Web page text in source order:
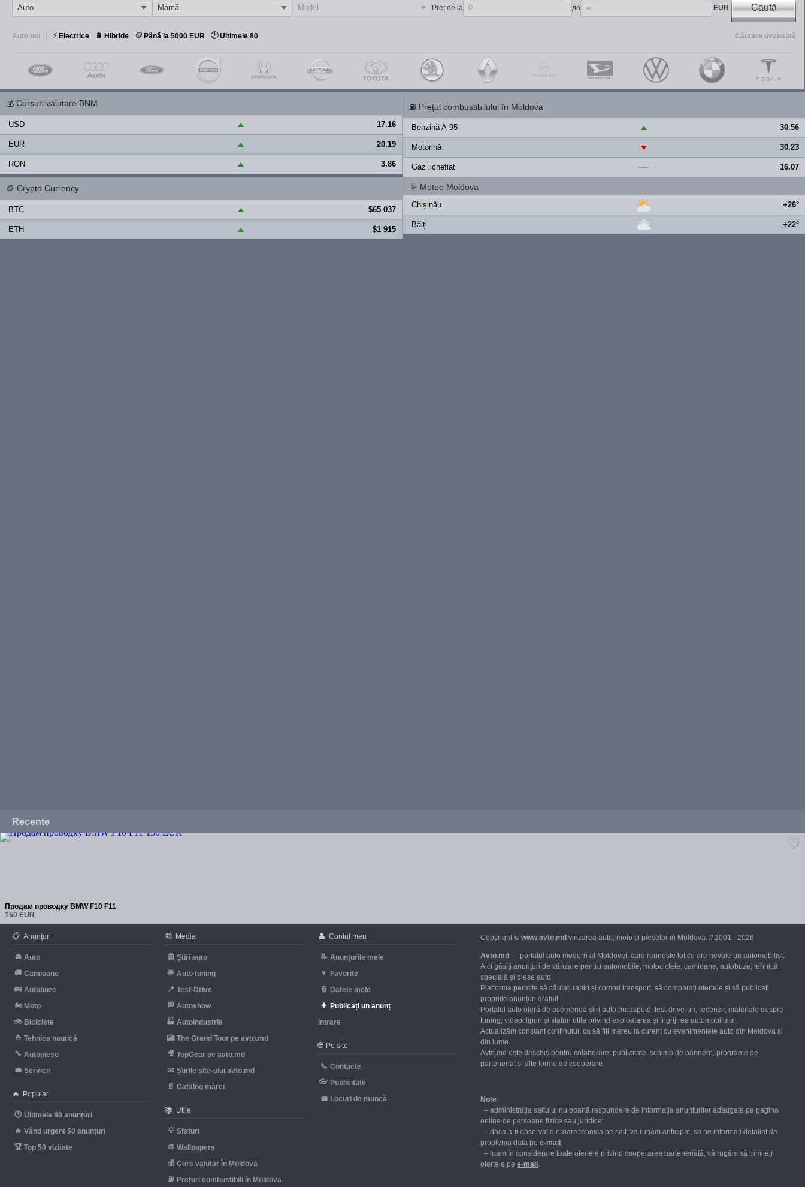
Preț de la до EUR Caută
Auto noi ⚡ Electrice 🔋 Hibride 🪙 Până la 5000 EUR 🕒Ultimele 80 Căutare avansată
💰 Cursuri valutare BNM
USD ▲ 17.16
EUR ▲ 20.19
RON ▲ 3.86
⛽ Prețul combustibilului în Moldova
Benzină A-95 ▲ 30.56
Motorină ▼ 30.23
Gaz lichefiat — 16.07
🪙 Crypto Currency
BTC ▲ $65 037
ETH ▲ $1 915
🌞 Meteo Moldova
Chișinău +26°
Bălți +22°
Recente
Продам проводку BMW F10 F11
150 EUR
📋 Anunțuri
🚘 Auto
🚚 Camioane
🚌 Autobuze
🏍 Moto
🚲 Biciclete
⛵ Tehnica nautică
🔧 Autopiese
💼 Servicii
🔥 Popular
🕒 Ultimele 80 anunțuri
🔥 Vând urgent 50 anunțuri
🏆 Top 50 vizitate
📰 Media
📰 Știri auto
🌟 Auto tuning
📍 Test-Drive
🏁 Autoshow
🏭 Autoindustrie
🎦 The Grand Tour pe avto.md
🎥 TopGear pe avto.md
📧 Știrile site-ului avto.md
📄 Catalog mărci
📚 Utile
💡 Sfaturi
🎨 Wallpapers
💰 Curs valutar în Moldova
⛽ Prețuri combustibili în Moldova
👤 Contul meu
📝 Anunțurile mele
♥
Favorite
👮 Datele mele
➕ Publicați un anunț
Intrare
🌐 Pe site
📞 Contacte
👓 Publicitate
💼 Locuri de muncă
Copyright ©www.avto.md vinzarea auto, moto si pieselor in Moldova. // 2001 - 2026
Avto.md — portalul auto modern al Moldovei, care reunește tot ce are nevoie un automobilist.
Aici găsiți anunțuri de vânzare pentru automobile, motociclete, camioane, autobuze, tehnică
specială și piese auto.
Platforma permite să căutați rapid și comod transport, să comparați ofertele și să publicați
propriile anunțuri gratuit.
Portalul auto oferă de asemenea știri auto proaspete, test-drive-uri, recenzii, materiale despre
tuning, videoclipuri și sfaturi utile privind exploatarea și îngrijirea automobilului.
Actualizăm constant conținutul, ca să fiți mereu la curent cu evenimentele auto din Moldova și
din lume.
Avto.md este deschis pentru colaborare: publicitate, schimb de bannere, programe de
parteneriat și alte forme de cooperare.
Note:
– administrația saitului nu poartă raspundere de informația anunțurilor adaugate pe pagina
online de persoane fizice sau juridice;
– daca a-ți observat o eroare tehnica pe sait, va rugăm anticipat, sa ne informați detaliat de
problema data peе-mail ;
– luam în considerare toateofertele privind cooperarea parteneriată,vă rugăm să trimiteți
ofertele peе-mail .